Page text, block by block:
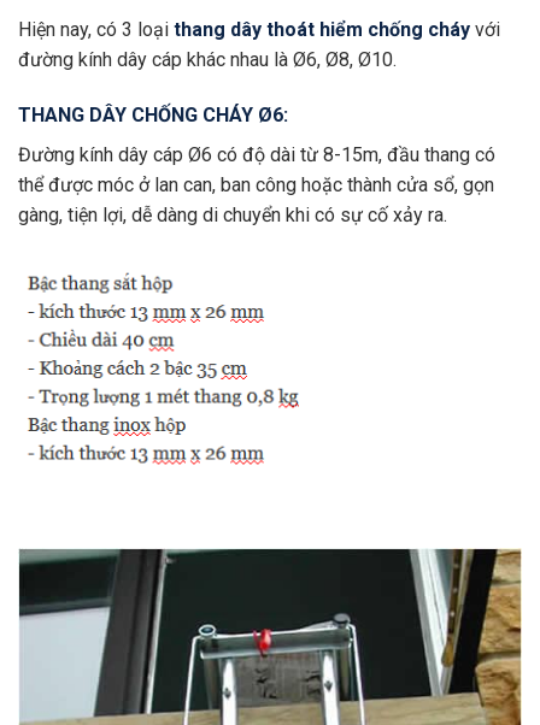
Hiện nay, có 3 loại thang dây thoát hiểm chống cháy với
đường kính dây cáp khác nhau là Ø6, Ø8, Ø10.
THANG DÂY CHỐNG CHÁY Ø6:
Đường kính dây cáp Ø6 có độ dài từ 8-15m, đầu thang có
thể được móc ở lan can, ban công hoặc thành cửa sổ, gọn
gàng, tiện lợi, dễ dàng di chuyển khi có sự cố xảy ra.